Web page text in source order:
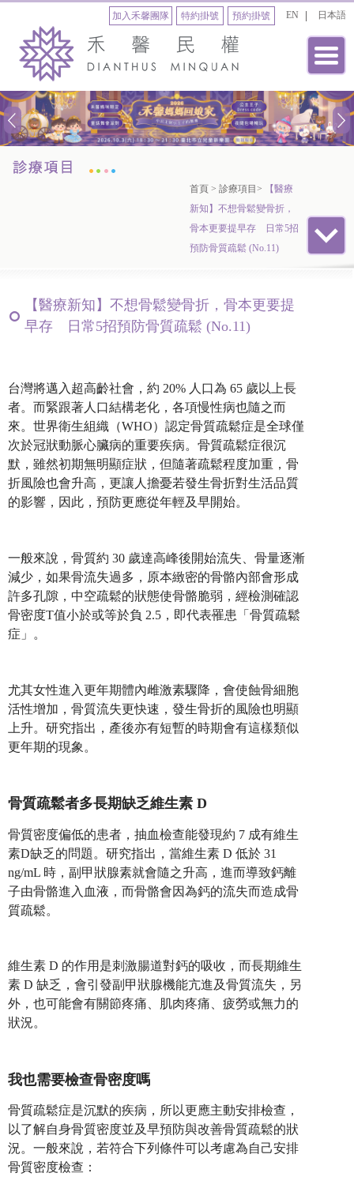
日本語
EN
加入禾馨團隊 預約掛號
特約掛號
首頁 > 診療項目 > 【醫療
新知】不想骨鬆變骨折，
骨本更要提早存 日常5招
預防骨質疏鬆 (No.11)
【醫療新知】不想骨鬆變骨折，骨本更要提
早存 日常5招預防骨質疏鬆 (No.11)
台灣將邁入超高齡社會，約 20% 人口為 65 歲以上長
者。而緊跟著人口結構老化，各項慢性病也隨之而
來。世界衛生組織（WHO）認定骨質疏鬆症是全球僅
次於冠狀動脈心臟病的重要疾病。骨質疏鬆症很沉
默，雖然初期無明顯症狀，但隨著疏鬆程度加重，骨
折風險也會升高，更讓人擔憂若發生骨折對生活品質
的影響，因此，預防更應從年輕及早開始。
一般來說，骨質約 30 歲達高峰後開始流失、骨量逐漸
減少，如果骨流失過多，原本緻密的骨骼內部會形成
許多孔隙，中空疏鬆的狀態使骨骼脆弱，經檢測確認
骨密度T值小於或等於負 2.5，即代表罹患「骨質疏鬆
症」。
尤其女性進入更年期體內雌激素驟降，會使蝕骨細胞
活性增加，骨質流失更快速，發生骨折的風險也明顯
上升。研究指出，產後亦有短暫的時期會有這樣類似
更年期的現象。
骨質疏鬆者多長期缺乏維生素 D
骨質密度偏低的患者，抽血檢查能發現約 7 成有維生
素D缺乏的問題。研究指出，當維生素 D 低於 31
ng/mL 時，副甲狀腺素就會隨之升高，進而導致鈣離
子由骨骼進入血液，而骨骼會因為鈣的流失而造成骨
質疏鬆。
維生素 D 的作用是刺激腸道對鈣的吸收，而長期維生
素 D 缺乏，會引發副甲狀腺機能亢進及骨質流失，另
外，也可能會有關節疼痛、肌肉疼痛、疲勞或無力的
狀況。
我也需要檢查骨密度嗎
骨質疏鬆症是沉默的疾病，所以更應主動安排檢查，
以了解自身骨質密度並及早預防與改善骨質疏鬆的狀
況。一般來說，若符合下列條件可以考慮為自己安排
骨質密度檢查：